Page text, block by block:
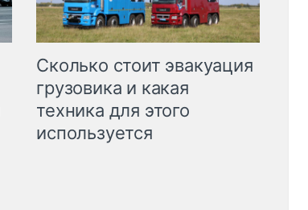
Сколько стоит эвакуация
грузовика и какая
техника для этого
используется